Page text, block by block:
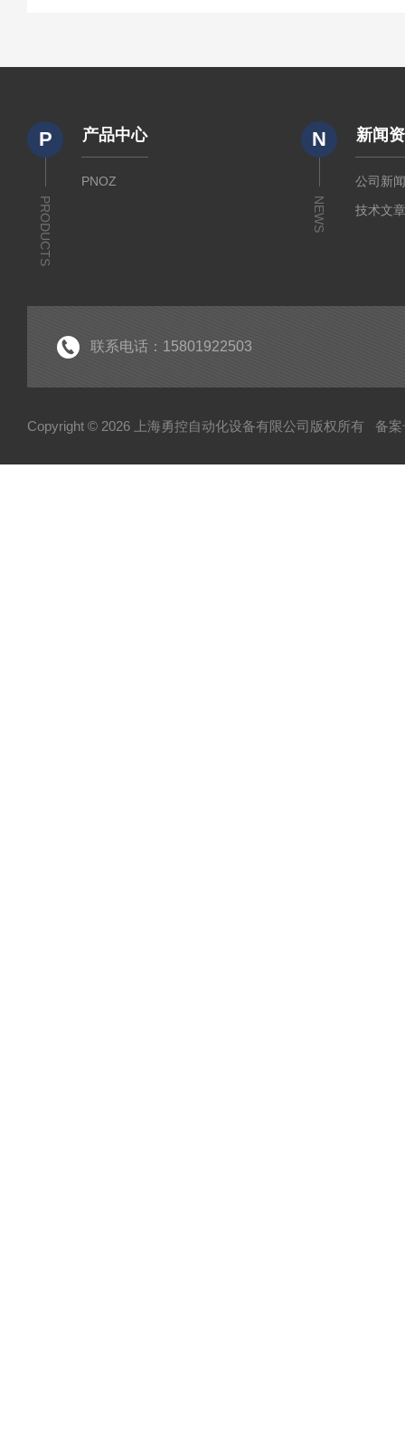
P
PRODUCTS
产品中心
PNOZ
N
NEWS
新闻
公司新
技术文
联系电话：15801922503
Copyright © 2026 上海勇控自动化设备有限公司版权所有 备案